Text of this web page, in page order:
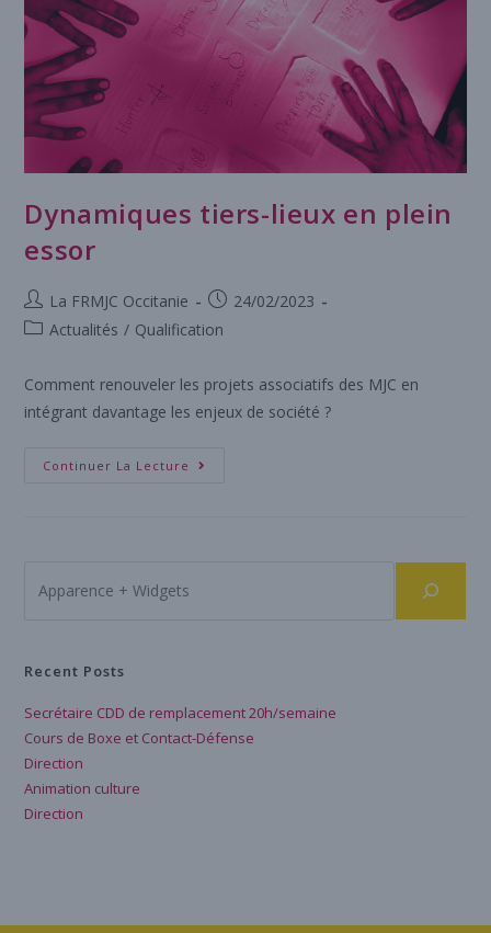
Dynamiques tiers-lieux en plein
essor
La FRMJC Occitanie
24/02/2023
Actualités / Qualification
Comment renouveler les projets associatifs des MJC en
intégrant davantage les enjeux de société ?
Continuer La Lecture
Recent Posts
Secrétaire CDD de remplacement 20h/semaine
Cours de Boxe et Contact-Défense
Direction
Animation culture
Direction